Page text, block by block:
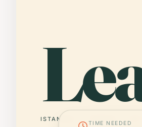
ISTANBUL
TIME NEEDED